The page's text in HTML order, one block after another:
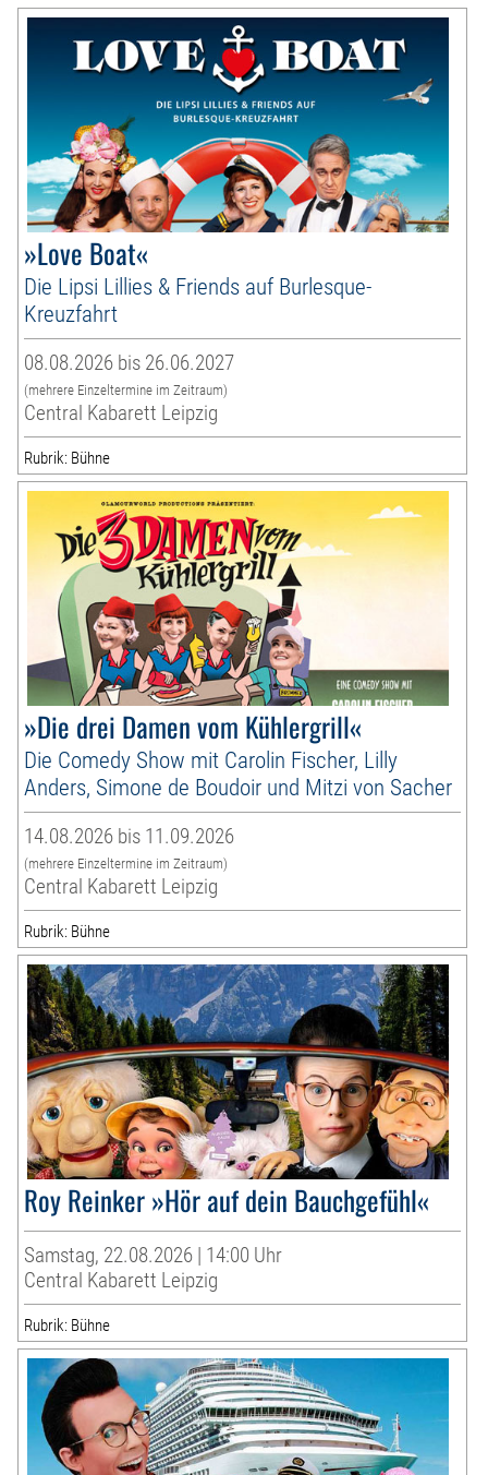
»Love Boat«
Die Lipsi Lillies & Friends auf Burlesque-
Kreuzfahrt
08.08.2026 bis 26.06.2027
(mehrere Einzeltermine im Zeitraum)
Central Kabarett Leipzig
Rubrik: Bühne
»Die drei Damen vom Kühlergrill«
Die Comedy Show mit Carolin Fischer, Lilly
Anders, Simone de Boudoir und Mitzi von Sacher
14.08.2026 bis 11.09.2026
(mehrere Einzeltermine im Zeitraum)
Central Kabarett Leipzig
Rubrik: Bühne
Roy Reinker »Hör auf dein Bauchgefühl«
Samstag, 22.08.2026 | 14:00 Uhr
Central Kabarett Leipzig
Rubrik: Bühne